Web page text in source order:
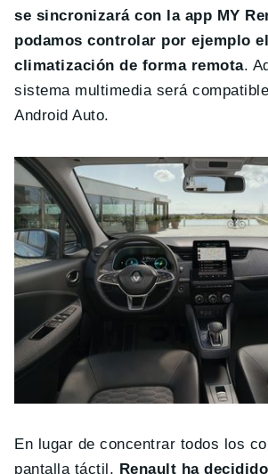
se sincronizará con la app MY
podamos controlar por ejemplo
climatización de forma remota.
sistema multimedia será
Android Auto.
En lugar de concentrar todos los
pantalla táctil, Renault ha